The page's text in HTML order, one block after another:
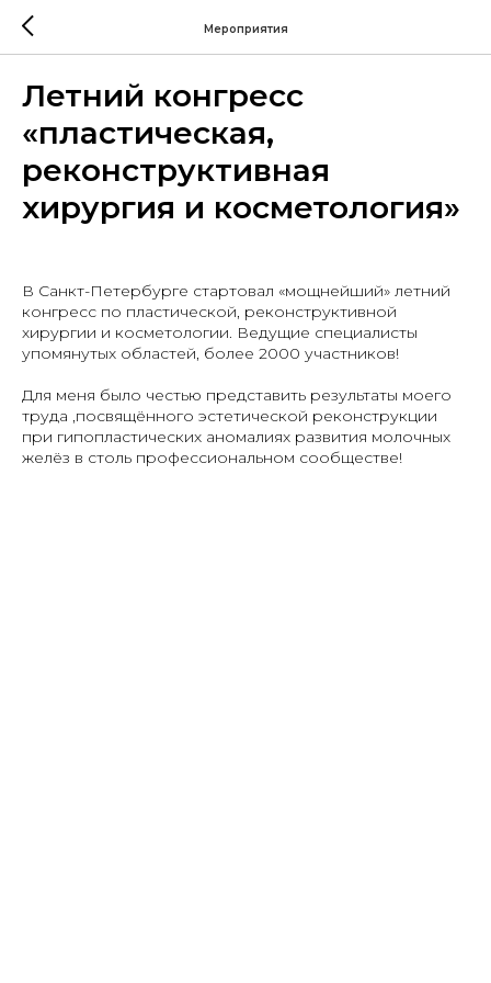
Мероприятия
Летний конгресс
«пластическая,
реконструктивная
хирургия и косметология»
В Санкт-Петербурге стартовал «мощнейший» летний
конгресс по пластической, реконструктивной
хирургии и косметологии. Ведущие специалисты
упомянутых областей, более 2000 участников!
Для меня было честью представить результаты моего
труда ,посвящённого эстетической реконструкции
при гипопластических аномалиях развития молочных
желёз в столь профессиональном сообществе!